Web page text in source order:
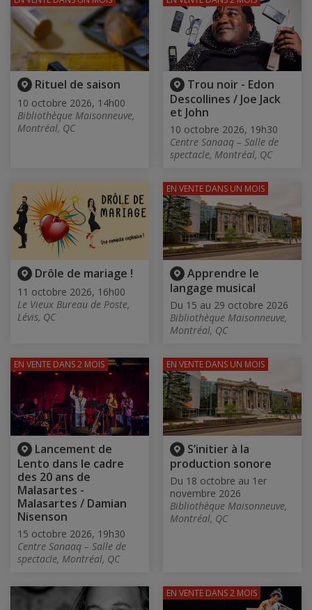
Rituel de saison
10 octobre 2026, 14h00
Bibliothèque Maisonneuve,
Montréal, QC
Trou noir - Edon
Descollines / Joe Jack
et John
10 octobre 2026, 19h30
Centre Sanaaq – Salle de
spectacle, Montréal, QC
Drôle de mariage !
11 octobre 2026, 16h00
Le Vieux Bureau de Poste,
Lévis, QC
Apprendre le
langage musical
Du 15 au 29 octobre 2026
Bibliothèque Maisonneuve,
Montréal, QC
EN VENTE DANS UN MOIS
Lancement de
Lento dans le cadre
des 20 ans de
Malasartes -
Malasartes / Damian
Nisenson
15 octobre 2026, 19h30
Centre Sanaaq – Salle de
spectacle, Montréal, QC
EN VENTE DANS 2 MOIS
S’initier à la
production sonore
Du 18 octobre au 1er
novembre 2026
Bibliothèque Maisonneuve,
Montréal, QC
EN VENTE DANS UN MOIS
EN VENTE DANS 2 MOIS